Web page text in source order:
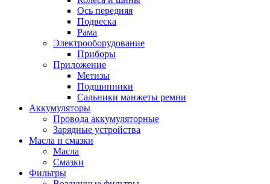
Ось передняя
Подвеска
Рама
Электрооборудование
Приборы
Приложение
Метизы
Подшипники
Сальники манжеты ремни
Аккумуляторы
Провода аккумуляторные
Зарядные устройства
Масла и смазки
Масла
Смазки
Фильтры